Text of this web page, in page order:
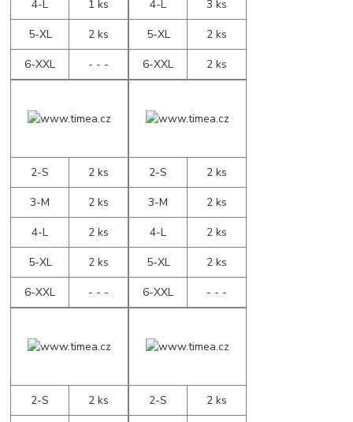
4-L
1 ks
5-XL
2 ks
6-XXL
- - -
4-L
3 ks
5-XL
2 ks
6-XXL
2 ks
2-S
2 ks
3-M
2 ks
4-L
2 ks
5-XL
2 ks
6-XXL
- - -
2-S
2 ks
3-M
2 ks
4-L
2 ks
5-XL
2 ks
6-XXL
- - -
2-S
2 ks
2-S
2 ks